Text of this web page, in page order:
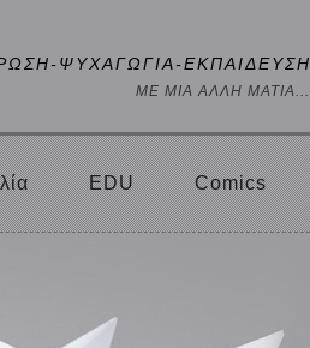
ΨΥΧΑΓΩΓΙΑ-ΕΚΠΑΙΔΕΥΣΗ
ΜΕ ΜΙΑ ΑΛΛΗ ΜΑΤΙΑ...
EDU Comics